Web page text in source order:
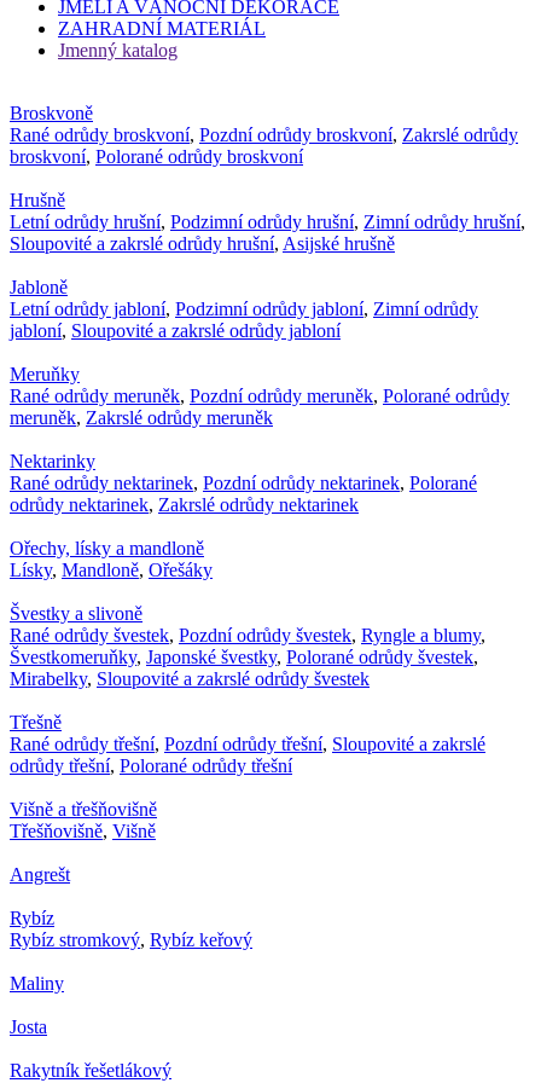
JMELÍ A VÁNOČNÍ DEKORACE
ZAHRADNÍ MATERIÁL
Jmenný katalog
Broskvoně
Rané odrůdy broskvoní, Pozdní odrůdy broskvoní, Zakrslé odrůdy
broskvoní, Polorané odrůdy broskvoní
Hrušně
Letní odrůdy hrušní, Podzimní odrůdy hrušní, Zimní odrůdy hrušní,
Sloupovité a zakrslé odrůdy hrušní, Asijské hrušně
Jabloně
Letní odrůdy jabloní, Podzimní odrůdy jabloní, Zimní odrůdy
jabloní, Sloupovité a zakrslé odrůdy jabloní
Meruňky
Rané odrůdy meruněk, Pozdní odrůdy meruněk, Polorané odrůdy
meruněk, Zakrslé odrůdy meruněk
Nektarinky
Rané odrůdy nektarinek, Pozdní odrůdy nektarinek, Polorané
odrůdy nektarinek, Zakrslé odrůdy nektarinek
Ořechy, lísky a mandloně
Lísky, Mandloně, Ořešáky
Švestky a slivoně
Rané odrůdy švestek, Pozdní odrůdy švestek, Ryngle a blumy,
Švestkomeruňky, Japonské švestky, Polorané odrůdy švestek,
Mirabelky, Sloupovité a zakrslé odrůdy švestek
Třešně
Rané odrůdy třešní, Pozdní odrůdy třešní, Sloupovité a zakrslé
odrůdy třešní, Polorané odrůdy třešní
Višně a třešňovišně
Třešňovišně, Višně
Angrešt
Rybíz
Rybíz stromkový, Rybíz keřový
Maliny
Josta
Rakytník řešetlákový